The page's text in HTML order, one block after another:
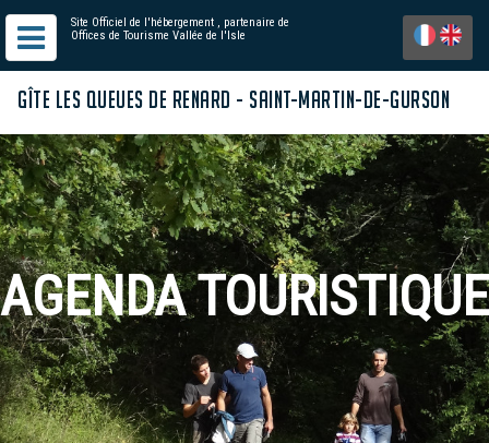
Site Officiel de l'hébergement , partenaire de
Offices de Tourisme Vallée de l'Isle
GÎTE LES QUEUES DE RENARD - SAINT-MARTIN-DE-GURSON
AGENDA TOURISTIQUE